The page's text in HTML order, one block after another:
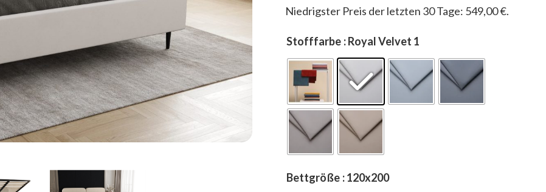
Niedrigster Preis der letzten 30 Tage: 549,00€.
Stofffarbe : Royal Velvet 1
Bettgröße : 120x200